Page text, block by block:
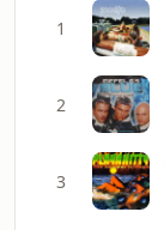
1
2
3